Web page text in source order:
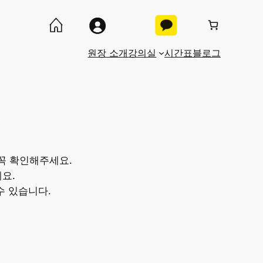
원장 소개강의실 시간표블로그
확인해주세요.
.
있습니다.